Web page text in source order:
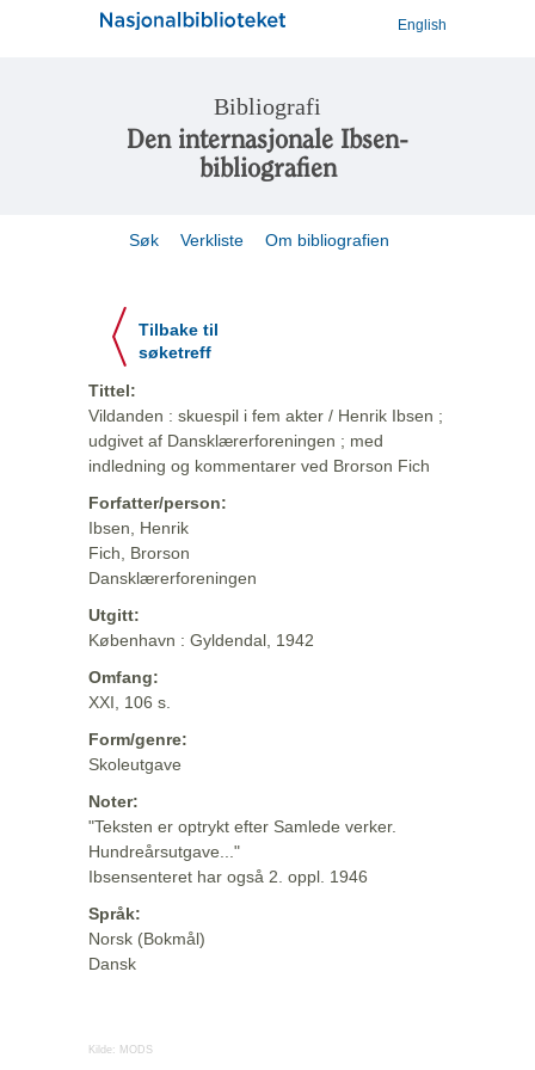
English
Bibliografi
Den internasjonale Ibsen-
bibliografien
Søk Verkliste Om bibliografien
Tilbake til
søketreff
Tittel:
Vildanden : skuespil i fem akter / Henrik Ibsen ;
udgivet af Dansklærerforeningen ; med
indledning og kommentarer ved Brorson Fich
Forfatter/person:
Ibsen, Henrik
Fich, Brorson
Dansklærerforeningen
Utgitt:
København : Gyldendal, 1942
Omfang:
XXI, 106 s.
Form/genre:
Skoleutgave
Noter:
"Teksten er optrykt efter Samlede verker.
Hundreårsutgave..."
Ibsensenteret har også 2. oppl. 1946
Språk:
Norsk (Bokmål)
Dansk
Kilde: MODS